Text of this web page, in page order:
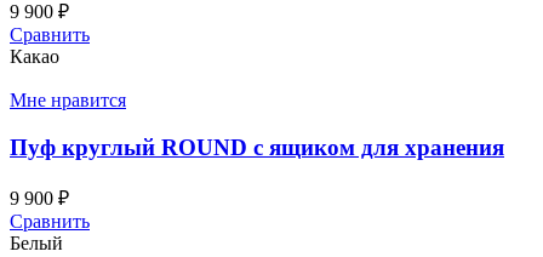
9 900 ₽
Сравнить
Какао
Мне нравится
Пуф круглый ROUND с ящиком для хранения
9 900 ₽
Сравнить
Белый